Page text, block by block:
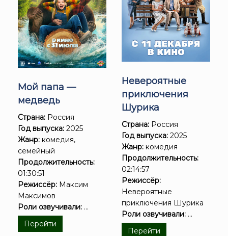
Мой папа —
медведь
Страна: Россия
Год выпуска: 2025
Жанр: комедия,
семейный
Продолжительность:
01:30:51
Режиссёр: Максим
Максимов
Роли озвучивали: ...
Перейти
Невероятные
приключения
Шурика
Страна: Россия
Год выпуска: 2025
Жанр: комедия
Продолжительность:
02:14:57
Режиссёр:
Невероятные
приключения Шурика
Роли озвучивали: ...
Перейти